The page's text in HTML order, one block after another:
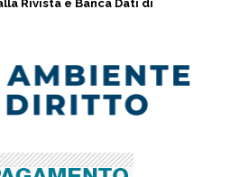
Rivista e Banca Dati di